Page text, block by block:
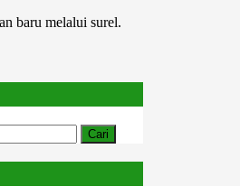
baru melalui surel.